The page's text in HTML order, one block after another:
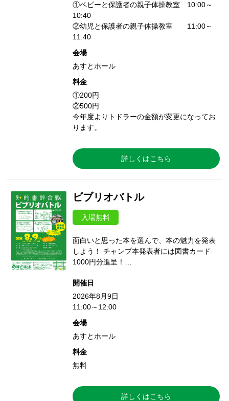
①ベビーと保護者の親子体操教室 10:00～
10:40
②幼児と保護者の親子体操教室 11:00～
11:40
会場
あすとホール
料金
①200円
②500円
今年度よりトドラーの金額が変更になってお
ります。
詳しくはこちら
ビブリオバトル
入場無料
面白いと思った本を選んで、本の魅力を発表
しよう！ チャンプ本発表者には図書カード
1000円分進呈！…
開催日
2026年8月9日
11:00～12:00
会場
あすとホール
料金
無料
詳しくはこちら